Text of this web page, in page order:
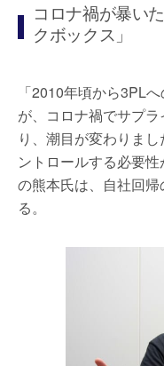
コロナ禍が暴い
クボックス」
「2010年頃から3PL
が、コロナ禍でサプ
り、潮目が変わりま
ントロールする必要
の熊本氏は、自社回
る。